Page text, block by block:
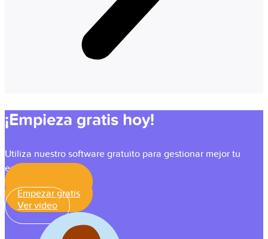
¡Empieza gratis hoy!
Utiliza nuestro software gratuito para gestionar mejor tu
equipo.
Empezar gratis
Ver video